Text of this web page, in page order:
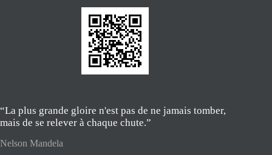
“La plus grande gloire n'est pas de ne jamais tomber,
mais de se relever à chaque chute.”
Nelson Mandela